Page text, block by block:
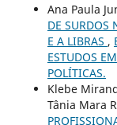
Ana Paula
DE SURDOS
E A LIBRAS ,
ESTUDOS
POLÍTICAS.
Klebe
Tânia Mara